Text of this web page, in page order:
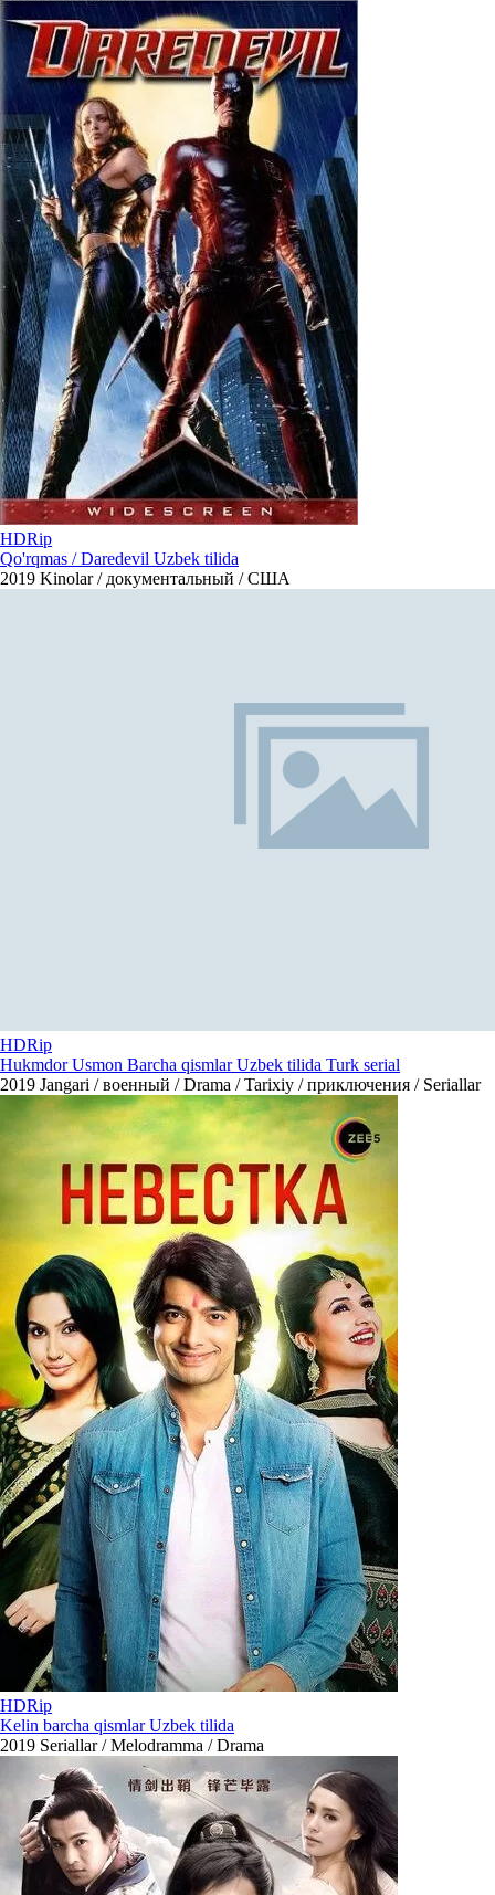
HDRip
Qo'rqmas / Daredevil Uzbek tilida
2019 Kinolar / документальный / США
HDRip
Hukmdor Usmon Barcha qismlar Uzbek tilida Turk serial
2019 Jangari / военный / Drama / Tarixiy / приключения / Seriallar
HDRip
Kelin barcha qismlar Uzbek tilida
2019 Seriallar / Melodramma / Drama